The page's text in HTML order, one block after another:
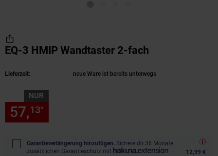
EQ-3 HMIP Wandtaster 2-fach
Lieferzeit: neue Ware ist bereits unterwegs
NUR
57,13*
Garantieverlängerung hinzufügen. Sichere dir 36 Monate
zusätzlichen Garantieschutz mit
12,99 €